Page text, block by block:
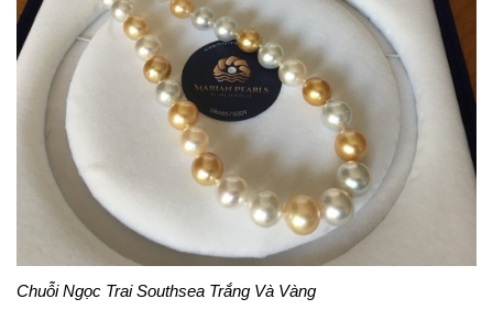
Chuỗi Ngọc Trai Southsea Trắng Và Vàng